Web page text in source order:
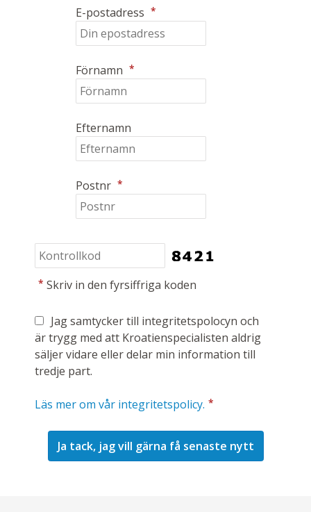
E-postadress *
Förnamn *
Efternamn
Postnr *
* Skriv in den fyrsiffriga koden
Jag samtycker till integritetspolocyn och
är trygg med att Kroatienspecialisten aldrig
säljer vidare eller delar min information till
tredje part.
Läs mer om vår integritetspolicy. *